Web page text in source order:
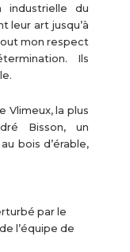
industrielle du
leur art jusqu’à
mon respect
Ils
Vlimeux, la plus
Bisson, un
bois d’érable,
par le
l’équipe de